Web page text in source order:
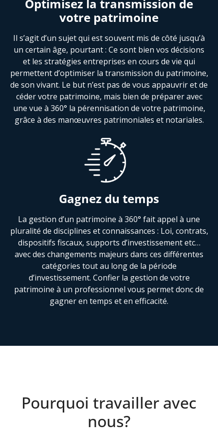
Optimisez la transmission de
votre patrimoine
Il s’agit d’un sujet qui est souvent mis de côté jusqu’à
un certain âge, pourtant : Ce sont bien vos décisions
et les stratégies entreprises en cours de vie qui
permettent d’optimiser la transmission du patrimoine,
de son vivant. Le but n’est pas de vous appauvrir et de
céder votre patrimoine, mais bien de préparer avec
une vue à 360° la pérennisation de votre patrimoine,
grâce à des manœuvres patrimoniales et notariales.
Gagnez du temps
La gestion d’un patrimoine à 360° fait appel à une
pluralité de disciplines et connaissances : Loi, contrats,
dispositifs fiscaux, supports d’investissement etc…
avec des changements majeurs dans ces différentes
catégories tout au long de la période
d’investissement. Confier la gestion de votre
patrimoine à un professionnel vous permet donc de
gagner en temps et en efficacité.
Pourquoi travailler avec
nous?